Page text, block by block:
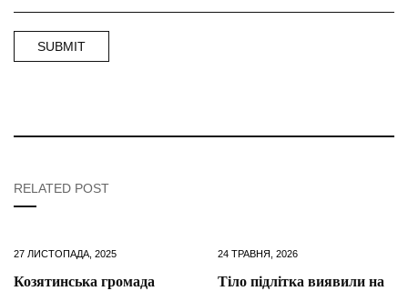
RELATED POST
27 ЛИСТОПАДА, 2025
Козятинська громада
24 ТРАВНЯ, 2026
Тіло підлітка виявили на